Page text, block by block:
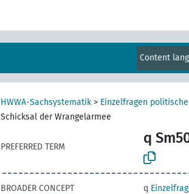
Content
HWWA-Sachsystematik > Einzelfragen
Schicksal der Wrangelarmee
PREFERRED TERM
q
BROADER CONCEPT q